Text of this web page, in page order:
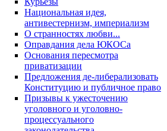
Национальная идея,
антивестернизм, империализм
О странностях любви...
Оправдания дела ЮКОСа
Основания пересмотра
приватизации
Предложения де-либерализовать
Конституцию и публичное право
Призывы к ужесточению
уголовного и уголовно-
процессуального